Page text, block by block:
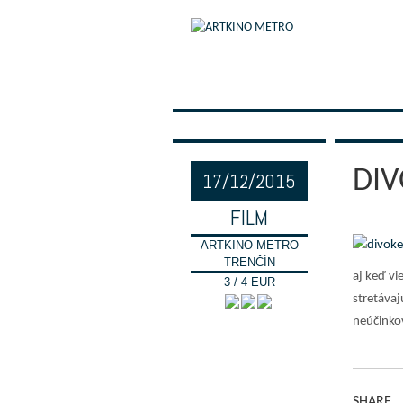
17/12/2015
FILM
ARTKINO METRO
TRENČÍN
3 / 4 EUR
aj keď